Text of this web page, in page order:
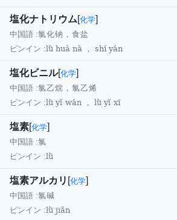
塩化ナトリウム[化学]
中国語 :氯化钠，食盐
ピンイン :lǜ huà nà ， shí yán
塩化ビニル[化学]
中国語 :氯乙烷，氯乙烯
ピンイン :lǜ yǐ wán ， lǜ yǐ xī
塩素[化学]
中国語 :氯
ピンイン :lǜ
塩素アルカリ [化学]
中国語 :氯碱
ピンイン :lǜ jiǎn